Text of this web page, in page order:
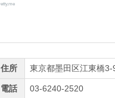
住所 東京都墨田区江東橋3-
電話 03-6240-2520